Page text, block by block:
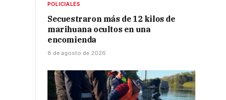
POLICIALES
Secuestraron más de 12 kilos de
marihuana ocultos en una
encomienda
8 de agosto de 2026